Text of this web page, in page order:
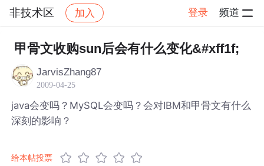
非技术区 加入 登录 频道
社区 非技术区 帖子详情
甲骨文收购sun后会有什么变化&#xff1f;
JarvisZhang87
2009-04-25
java会变吗？MySQL会变吗？会对IBM和甲骨文有什么
深刻的影响？
给本帖投票